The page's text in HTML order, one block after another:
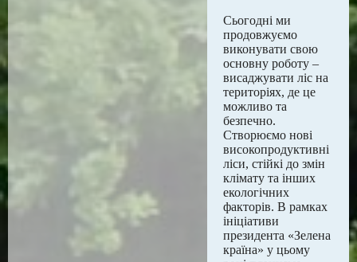
Сьогодні ми
продовжуємо
виконувати свою
основну роботу –
висаджувати ліс на
територіях, де це
можливо та
безпечно.
Створюємо нові
високопродуктивні
ліси, стійкі до змін
клімату та інших
екологічних
факторів. В рамках
ініціативи
президента «Зелена
країна» у цьому